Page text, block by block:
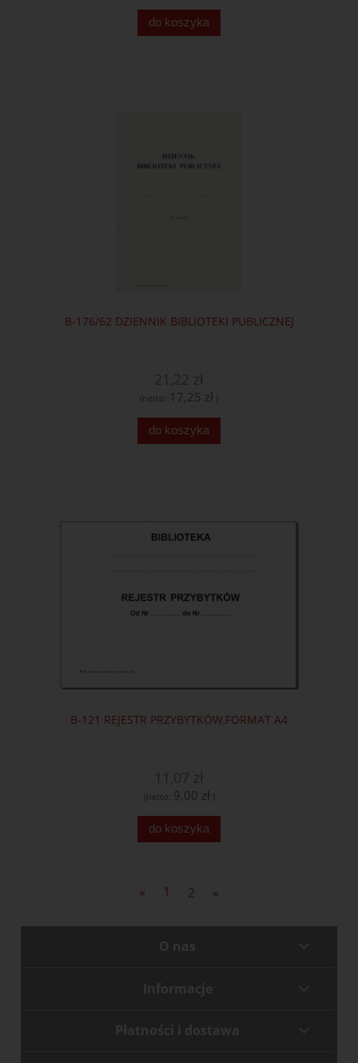
do koszyka
B-176/62 DZIENNIK BIBLIOTEKI PUBLICZNEJ
(netto: 17,25 zł )
do koszyka
B-121 REJESTR PRZYBYTKÓW,FORMAT A4
(netto: 9,00 zł )
do koszyka
« 1 2 »